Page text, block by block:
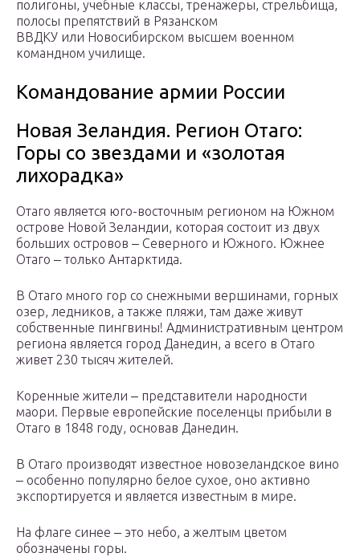
полигоны, учебные классы, тренажеры, стрельбища,
полосы препятствий в Рязанском
ВВДКУ или Новосибирском высшем военном
командном училище.
Командование армии России
Новая Зеландия. Регион Отаго:
Горы со звездами и «золотая
лихорадка»
Отаго является юго-восточным регионом на Южном
острове Новой Зеландии, которая состоит из двух
больших островов ‒ Северного и Южного. Южнее
Отаго ‒ только Антарктида.
В Отаго много гор со снежными вершинами, горных
озер, ледников, а также пляжи, там даже живут
собственные пингвины! Административным центром
региона является город Данедин, а всего в Отаго
живет 230 тысяч жителей.
Коренные жители ‒ представители народности
маори. Первые европейские поселенцы прибыли в
Отаго в 1848 году, основав Данедин.
В Отаго производят известное новозеландское вино
‒ особенно популярно белое сухое, оно активно
экспортируется и является известным в мире.
На флаге синее ‒ это небо, а желтым цветом
обозначены горы.